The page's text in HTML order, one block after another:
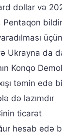
dollar və
Pentaqon
Ukrayna da
Konqo
təmin edə
də lazımdır
ticarət
hesab edə